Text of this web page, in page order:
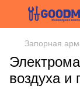
Запорная
воздуха и